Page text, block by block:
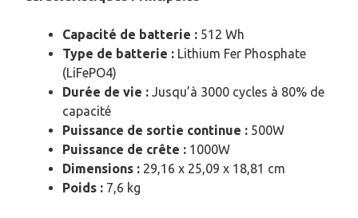
Capacité de batterie : 512 Wh
Type de batterie : Lithium Fer Phosphate
(LiFePO4)
Durée de vie : Jusqu’à 3000 cycles à 80% de
capacité
Puissance de sortie continue : 500W
Puissance de crête : 1000W
Dimensions : 29,16 x 25,09 x 18,81 cm
Poids : 7,6 kg